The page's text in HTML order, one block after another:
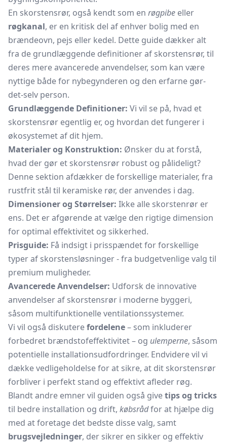
En skorstensrør, også kendt som en røgpibe eller
røgkanal, er en kritisk del af enhver bolig med en
brændeovn, pejs eller kedel. Dette guide dækker alt
fra de grundlæggende definitioner af skorstensrør, til
deres mere avancerede anvendelser, som kan være
nyttige både for nybegynderen og den erfarne gør-
det-selv person.
Grundlæggende Definitioner: Vi vil se på, hvad et
skorstensrør egentlig er, og hvordan det fungerer i
økosystemet af dit hjem.
Materialer og Konstruktion: Ønsker du at forstå,
hvad der gør et skorstensrør robust og pålideligt?
Denne sektion afdækker de forskellige materialer, fra
rustfrit stål til keramiske rør, der anvendes i dag.
Dimensioner og Størrelser: Ikke alle skorstenrør er
ens. Det er afgørende at vælge den rigtige dimension
for optimal effektivitet og sikkerhed.
Prisguide: Få indsigt i prisspændet for forskellige
typer af skorstensløsninger - fra budgetvenlige valg til
premium muligheder.
Avancerede Anvendelser: Udforsk de innovative
anvendelser af skorstensrør i moderne byggeri,
såsom multifunktionelle ventilationssystemer.
Vi vil også diskuterefordelene– som inkluderer
forbedret brændstofeffektivitet – og ulemperne, såsom
potentielle installationsudfordringer. Endvidere vil vi
dække vedligeholdelse for at sikre, at dit skorstensrør
forbliver i perfekt stand og effektivt afleder røg.
Blandt andre emner vil guiden også givetips og tricks
til bedre installation og drift, købsrådfor at hjælpe dig
med at foretage det bedste disse valg, samt
brugsvejledninger, der sikrer en sikker og effektiv